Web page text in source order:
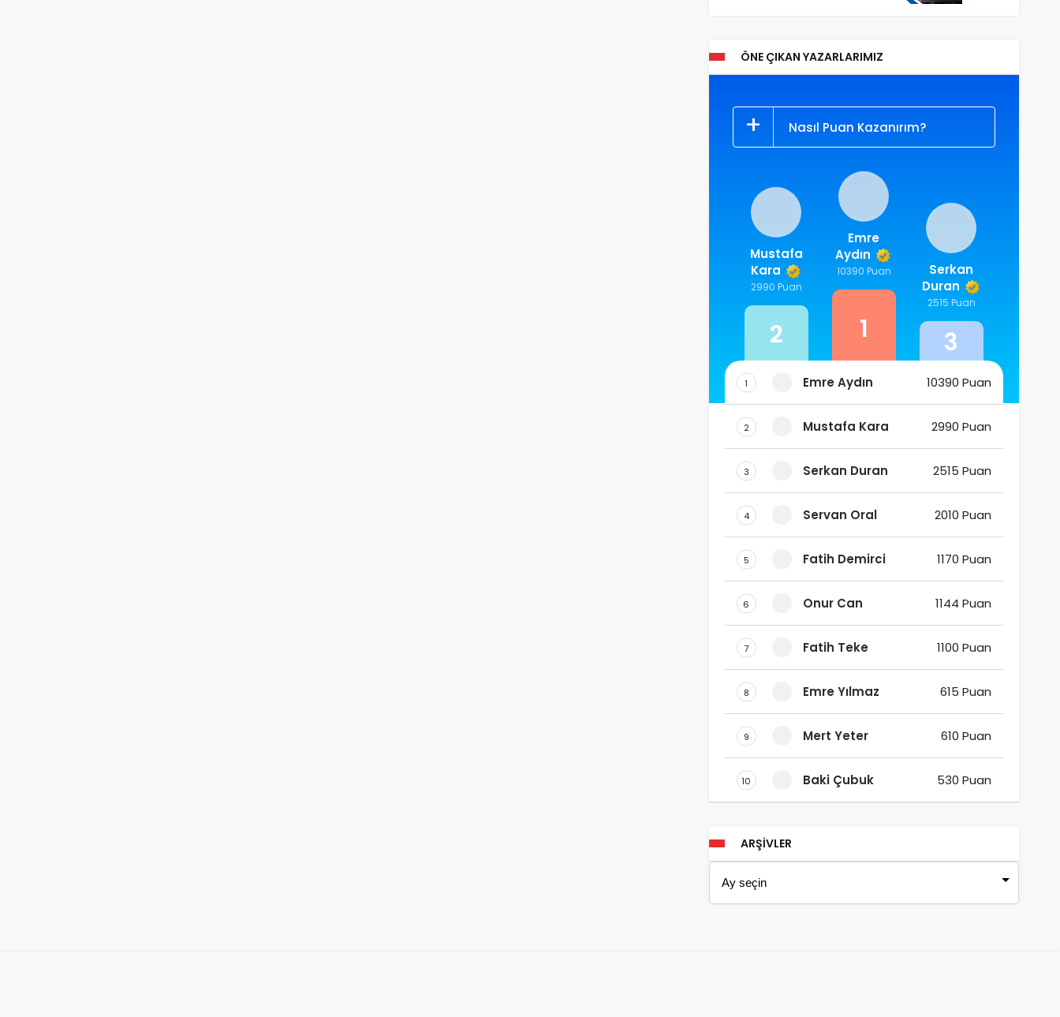
ÖNE ÇIKAN YAZARLARIMIZ
Nasıl Puan Kazanırım?
Emre
Aydın
10390 Puan
1
Mustafa
Kara
2990 Puan
2
Serkan
Duran
2515 Puan
3
1 Emre Aydın 10390 Puan
2 Mustafa Kara 2990 Puan
3 Serkan Duran 2515 Puan
4 Servan Oral 2010 Puan
5 Fatih Demirci 1170 Puan
6 Onur Can 1144 Puan
7 Fatih Teke 1100 Puan
8 Emre Yılmaz 615 Puan
9 Mert Yeter 610 Puan
10 Baki Çubuk 530 Puan
ARŞIVLER